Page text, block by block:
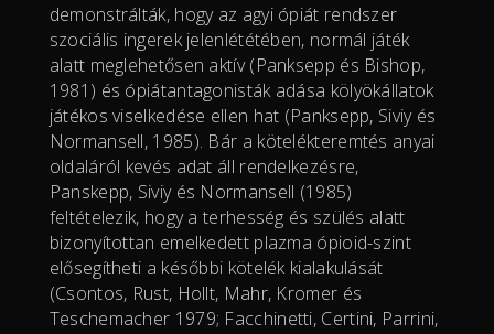
demonstrálták, hogy az agyi ópiát rendszer
szociális ingerek jelenlététében, normál játék
alatt meglehetősen aktív (Panksepp és Bishop,
1981) és ópiátantagonisták adása kölyökállatok
játékos viselkedése ellen hat (Panksepp, Siviy és
Normansell, 1985). Bár a kötelékteremtés anyai
oldaláról kevés adat áll rendelkezésre,
Panskepp, Siviy és Normansell (1985)
feltételezik, hogy a terhesség és szülés alatt
bizonyítottan emelkedett plazma ópioid-szint
elősegítheti a későbbi kötelék kialakulását
(Csontos, Rust, Hollt, Mahr, Kromer és
Teschemacher 1979; Facchinetti, Certini, Parrini,